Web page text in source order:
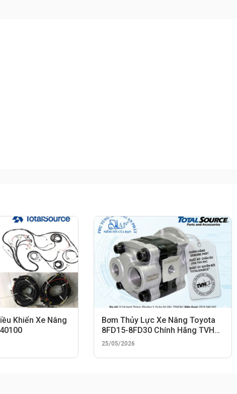
Khiển Xe Nâng
Bơm Thủy Lực Xe Nâng Toyota
8FD15-8FD30 Chính Hãng TVH
TotalSource
25/05/2026